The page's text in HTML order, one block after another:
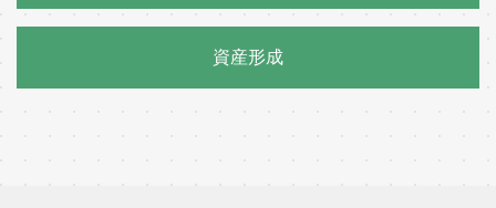
資産形成